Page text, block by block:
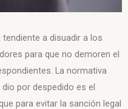
a disuadir a los
para que no demoren el
La normativa
por despedido es el
para evitar la sanción legal